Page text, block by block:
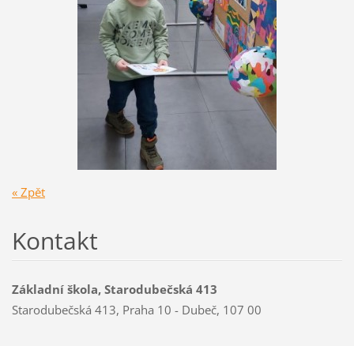
« Zpět
Kontakt
Základní škola, Starodubečská 413
Starodubečská 413, Praha 10 - Dubeč, 107 00